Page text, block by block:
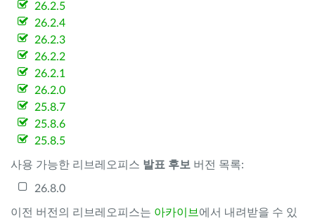
26.2.5
26.2.4
26.2.3
26.2.2
26.2.1
26.2.0
25.8.7
25.8.6
25.8.5
사용 가능한 리브레오피스 발표 후보 버전 목록:
26.8.0
이전 버전의 리브레오피스는 아카이브 에서 내려받을 수 있